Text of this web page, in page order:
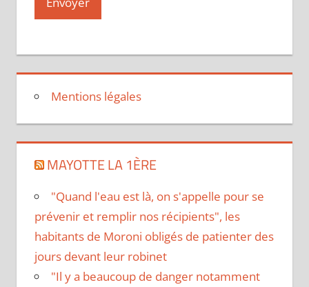
Mentions légales
MAYOTTE LA 1ÈRE
"Quand l'eau est là, on s'appelle pour se
prévenir et remplir nos récipients", les
habitants de Moroni obligés de patienter des
jours devant leur robinet
"Il y a beaucoup de danger notamment